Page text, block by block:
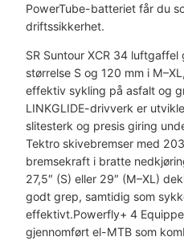
PowerTube-batteriet får du
driftssikkerhet.
SR Suntour XCR 34
størrelse S og 120 mm i
effektiv sykling på asfalt og
LINKGLIDE-drivverk er
slitesterk og presis giring
Tektro skivebremser med
bremsekraft i bratte
27,5″ (S) eller 29″ (M–XL)
godt grep, samtidig som
effektivt.Powerfly+ 4
gjennomført el-MTB som